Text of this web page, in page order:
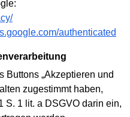
authenticated
Buttons „Akzeptieren und
zugestimmt haben,
S. 1 lit. a DSGVO darin ein,